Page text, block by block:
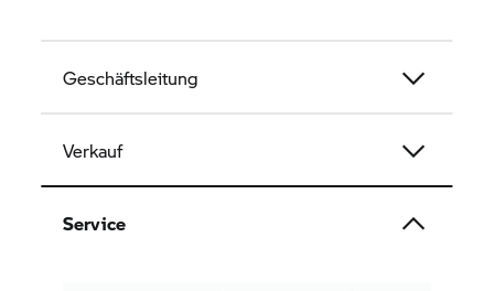
Geschäftsleitung
Verkauf
Service